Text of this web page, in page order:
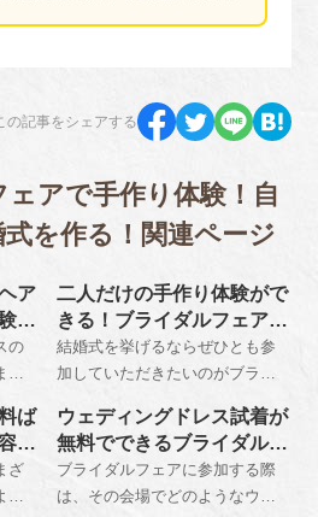
の記事をシェアする
アで手作り体験！自
を作る！関連ページ
ア
で
加
の
す
や
ょ
ず
の
二人だけの手作り体験がで
きる！ブライダルフェアで
出来るワークショップ
結婚式を挙げるならぜひとも参
加していただきたいのがブライ
場の雰囲気を模擬挙式や模擬披
露宴で体感することができま
す。さらにワークショップがで
きる会もあります。
ば
ざ
ウェディングドレス試着が
無料でできるブライダルフ
ェア参加のメリットは？
ブライダルフェアに参加する際
は、その会場でどのようなウェ